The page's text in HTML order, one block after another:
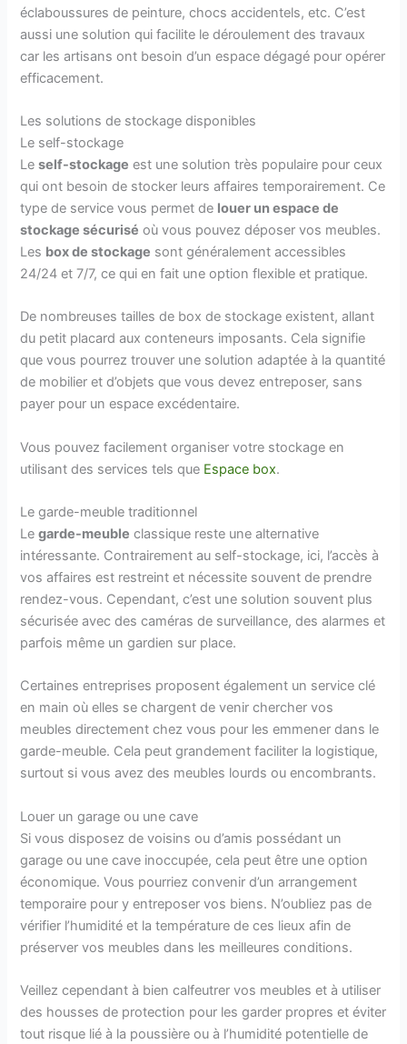
éclaboussures de peinture, chocs accidentels, etc. C’est
aussi une solution qui facilite le déroulement des travaux
car les artisans ont besoin d’un espace dégagé pour opérer
efficacement.
Les solutions de stockage disponibles
Le self-stockage
Leself-stockage est une solution très populaire pour ceux
qui ont besoin de stocker leurs affaires temporairement. Ce
type de service vous permet de louer un espace de
stockage sécurisé où vous pouvez déposer vos meubles.
Les box de stockage sont généralement accessibles
24/24 et 7/7, ce qui en fait une option flexible et pratique.
De nombreuses tailles de box de stockage existent, allant
du petit placard aux conteneurs imposants. Cela signifie
que vous pourrez trouver une solution adaptée à la quantité
de mobilier et d’objets que vous devez entreposer, sans
payer pour un espace excédentaire.
Vous pouvez facilement organiser votre stockage en
utilisant des services tels que Espace box.
Le garde-meuble traditionnel
Legarde-meuble classique reste une alternative
intéressante. Contrairement au self-stockage, ici, l’accès à
vos affaires est restreint et nécessite souvent de prendre
rendez-vous. Cependant, c’est une solution souvent plus
sécurisée avec des caméras de surveillance, des alarmes et
parfois même un gardien sur place.
Certaines entreprises proposent également un service clé
en main où elles se chargent de venir chercher vos
meubles directement chez vous pour les emmener dans le
garde-meuble. Cela peut grandement faciliter la logistique,
surtout si vous avez des meubles lourds ou encombrants.
Louer un garage ou une cave
Si vous disposez de voisins ou d’amis possédant un
garage ou une cave inoccupée, cela peut être une option
économique. Vous pourriez convenir d’un arrangement
temporaire pour y entreposer vos biens. N’oubliez pas de
vérifier l’humidité et la température de ces lieux afin de
préserver vos meubles dans les meilleures conditions.
Veillez cependant à bien calfeutrer vos meubles et à utiliser
des housses de protection pour les garder propres et éviter
tout risque lié à la poussière ou à l’humidité potentielle de